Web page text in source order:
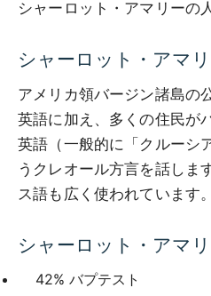
シャーロット・アマリーの
シャーロット・アマ
アメリカ領バージン諸島の
英語に加え、多くの住民が
英語（一般的に「クルーシ
うクレオール方言を話しま
ス語も広く使われています。
シャーロット・アマ
42% バプテスト